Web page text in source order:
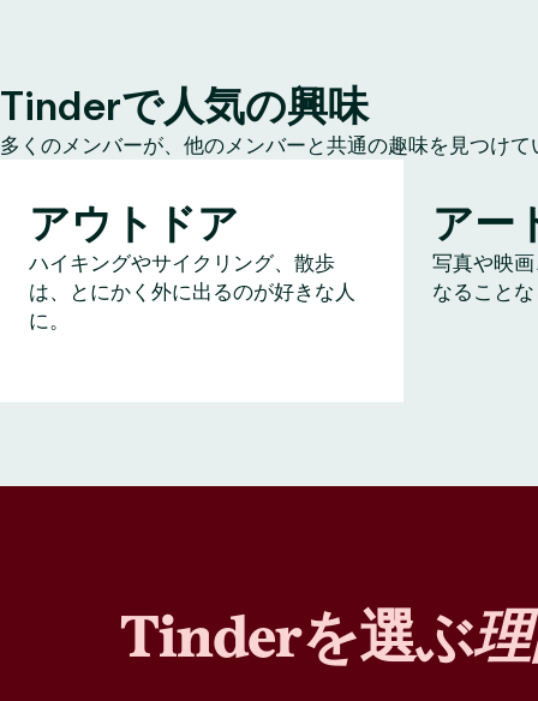
Tinderで人気の興味
多くのメンバーが、他のメンバーと共通の趣味を見つけ
アウトドア
ハイキングやサイクリング、散歩
は、とにかく外に出るのが好きな人
に。
アー
写真や映
なること
Tinderを選ぶ